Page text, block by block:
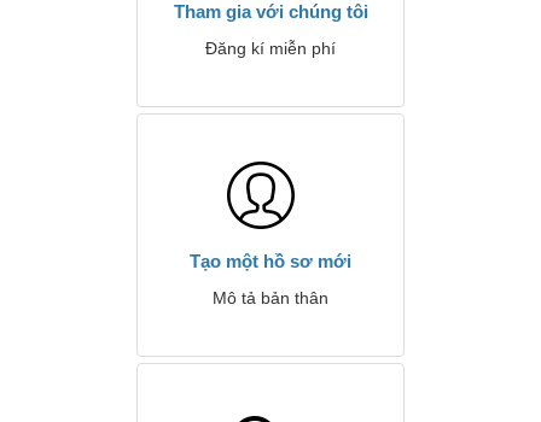
Tham gia với chúng tôi
Đăng kí miễn phí
Tạo một hồ sơ mới
Mô tả bản thân